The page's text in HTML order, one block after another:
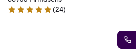
5 Sterne
(24)